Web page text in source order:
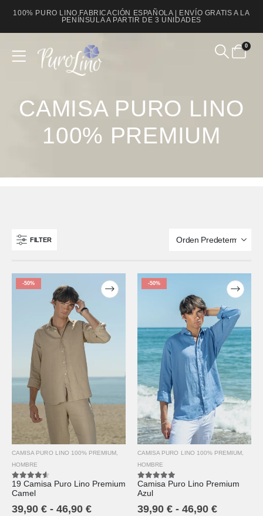
100% PURO LINO FABRICACIÓN ESPAÑOLA | ENVÍO GRATIS A LA
PENÍNSULA A PARTIR DE 3 UNIDADES
0
CAMISA PURO LINO
100% PREMIUM
FILTER
-50%
CAMISA PURO LINO 100% PREMIUM,
HOMBRE
4.50out of 5
19 Camisa Puro Lino Premium
Camel
39,90 € - 46,90 €
-50%
CAMISA PURO LINO 100% PREMIUM,
HOMBRE
5.00out of 5
Camisa Puro Lino Premium
Azul
39,90 € - 46,90 €